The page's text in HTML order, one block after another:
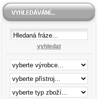
vyhledat